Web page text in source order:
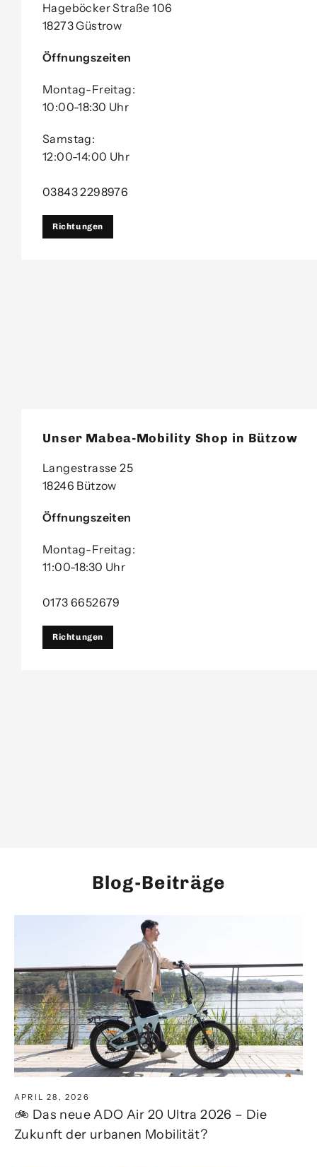
Hageböcker Straße 106
18273 Güstrow
Öffnungszeiten
Montag-Freitag:
10:00-18:30 Uhr
Samstag:
12:00-14:00 Uhr
03843 2298976
Richtungen
Unser Mabea-Mobility Shop in Bützow
Langestrasse 25
18246 Bützow
Öffnungszeiten
Montag-Freitag:
11:00-18:30 Uhr
0173 6652679
Richtungen
Blog-Beiträge
APRIL 28, 2026
🚲 Das neue ADO Air 20 Ultra 2026 – Die
Zukunft der urbanen Mobilität?